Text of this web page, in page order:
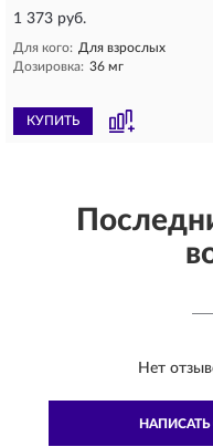
1 373 руб.
Для кого: Для взрослых
Дозировка: 36 мг
КУПИТЬ
Нет